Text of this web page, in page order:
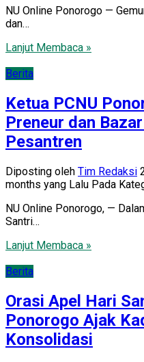
NU Online Ponorogo —
dan…
Lanjut Membaca »
Berita
Ketua PCNU
Preneur dan
Pesantren
Diposting oleh Tim Redaksi
months yang Lalu Pada
NU Online Ponorogo, —
Santri…
Lanjut Membaca »
Berita
Orasi Apel Hari
Ponorogo Ajak
Konsolidasi